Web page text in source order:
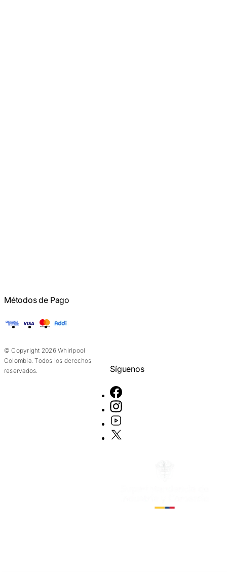
Métodos de Pago
American Express
Visa Mastercard
© Copyright 2026 Whirlpool
Colombia. Todos los derechos
reservados.
Síguenos